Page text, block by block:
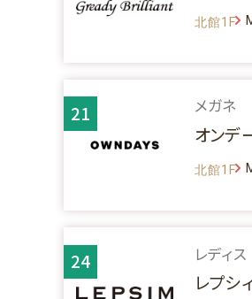
北館1F
21 メガネ
オンデ
北館1F
24 レディス
レプシ